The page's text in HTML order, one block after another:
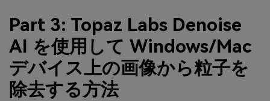
Part 3: Topaz Labs Denoise
AI を使用して Windows/Mac
デバイス上の画像から粒子を
除去する方法